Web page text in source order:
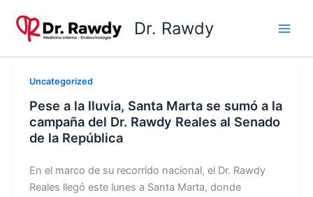
contenido
Dr. Rawdy
Uncategorized
Pese a la lluvia, Santa Marta se sumó a la
campaña del Dr. Rawdy Reales al Senado
de la República
En el marco de su recorrido nacional, el Dr. Rawdy
Reales llegó este lunes a Santa Marta, donde